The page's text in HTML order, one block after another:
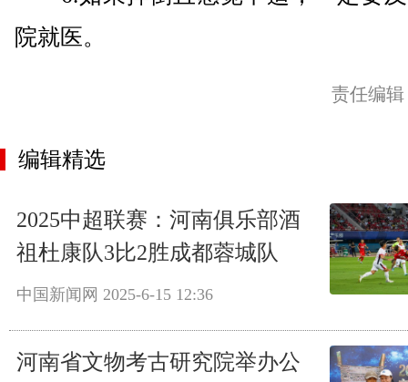
院就医。
责任编
编辑精选
2025中超联赛：河南俱乐部酒
祖杜康队3比2胜成都蓉城队
中国新闻网 2025-6-15 12:36
河南省文物考古研究院举办公